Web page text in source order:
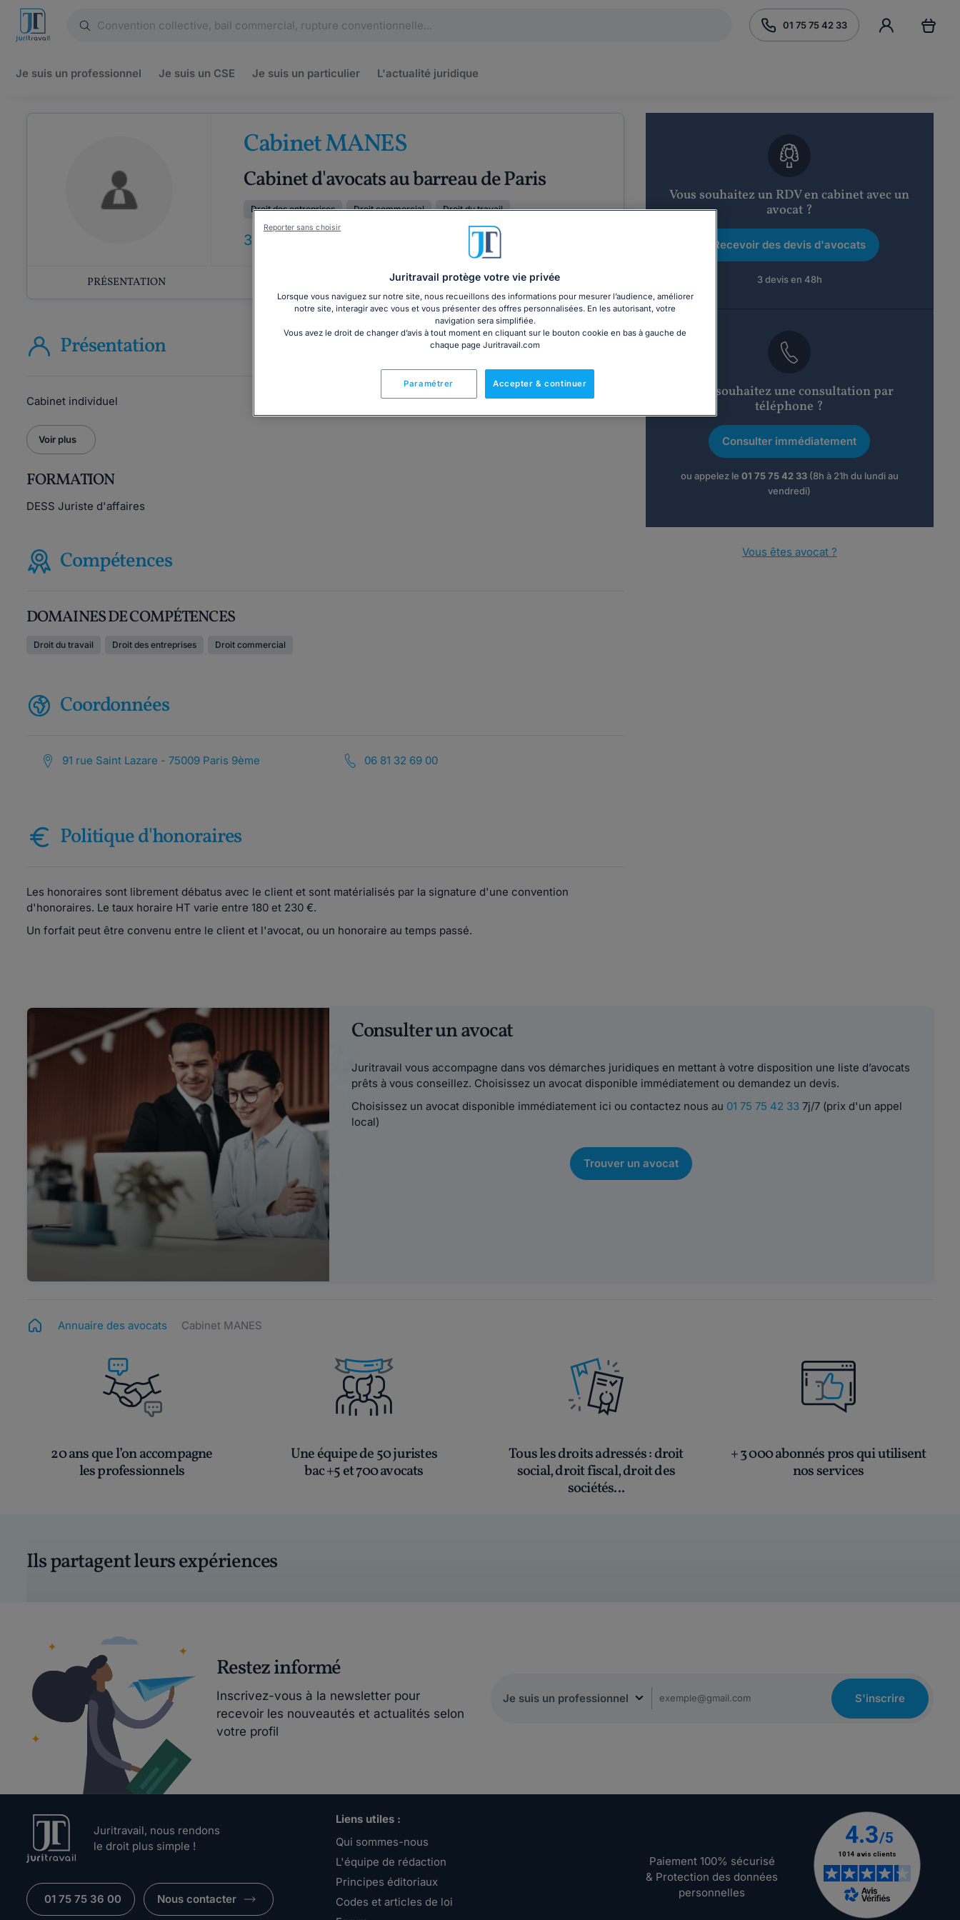
01 75 75 42 33
Je suis un professionnel Je suis un CSE Je suis un particulier L'actualité juridique
Cabinet MANES
Cabinet d'avocats au barreau de Paris
Droit des entreprises Droit commercial Droit du travail
37
PRÉSENTATION COORDONNÉES
Présentation
Cabinet individuel
Voir plus
FORMATION
DESS Juriste d'affaires
Compétences
DOMAINES DE COMPÉTENCES
Droit du travail Droit des entreprises Droit commercial
Coordonnées
91 rue Saint Lazare - 75009 Paris 9ème 06 81 32 69 00
Politique d'honoraires
Les honoraires sont librement débatus avec le client et sont matérialisés par la signature d'une convention
d'honoraires. Le taux horaire HT varie entre 180 et 230 €.
Un forfait peut être convenu entre le client et l'avocat, ou un honoraire au temps passé.
Vous souhaitez un RDV en cabinet avec un
avocat ?
Recevoir des devis d'avocats
3 devis en 48h
Vous souhaitez une consultation par
téléphone ?
Consulter immédiatement
ou appelez le 01 75 75 42 33(8h à 21h du lundi au
vendredi)
Vous êtes avocat ?
Consulter un avocat
Juritravail vous accompagne dans vos démarches juridiques en mettant à votre disposition une liste d’avocats
prêts à vous conseillez. Choisissez un avocat disponible immédiatement ou demandez un devis.
Choisissez un avocat disponible immédiatement ici ou contactez nous au 01 75 75 42 337j/7 (prix d'un appel
local)
Trouver un avocat
Annuaire des avocats Cabinet MANES
20 ans que l’on accompagne
les professionnels
Une équipe de 50 juristes
bac +5 et 700 avocats
Tous les droits adressés: droit
social, droit fiscal, droit des
sociétés...
+ 3 000 abonnés pros qui utilisent
nos services
Ils partagent leurs expériences
Restez informé
Inscrivez-vous à la newsletter pour
recevoir les nouveautés et actualités selon
votre profil
S'inscrire
Juritravail, nous rendons
le droit plus simple !
01 75 75 36 00 Nous contacter
Liens utiles :
Qui sommes-nous
L'équipe de rédaction
Principes éditoriaux
Codes et articles de loi
Paiement 100% sécurisé
& Protection des données
personnelles
Juritravail protège votre vie privée
Lorsque vous naviguez sur notre site, nous recueillons des informations pour mesurer l’audience, améliorer
notre site, interagir avec vous et vous présenter des offres personnalisées. En les autorisant, votre
navigation sera simplifiée.
Vous avez le droit de changer d’avis à tout moment en cliquant sur le bouton cookie en bas à gauche de
chaque page Juritravail.com
Accepter & continuer
Paramétrer
Reporter sans choisir